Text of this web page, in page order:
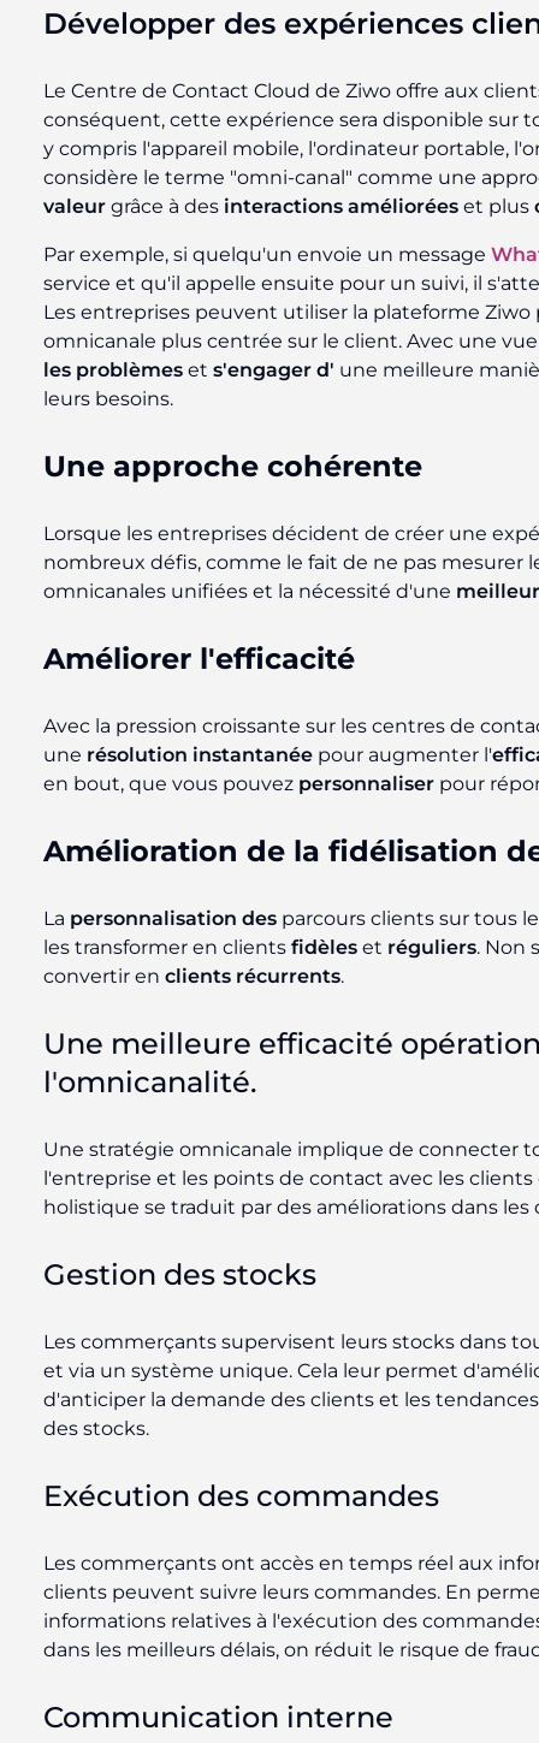
Développer des expériences
Le Centre de Contact Cloud de Ziwo offre aux
conséquent, cette expérience sera disponible sur
y compris l'appareil mobile, l'ordinateur portable,
considère le terme "omni-canal" comme une
valeur grâce à des interactions améliorées et plus
Par exemple, si quelqu'un envoie un message
service et qu'il appelle ensuite pour un suivi, il
Les entreprises peuvent utiliser la plateforme
omnicanale plus centrée sur le client. Avec une
les problèmes et s'engager d' une meilleure
leurs besoins.
Une approche cohérente
Lorsque les entreprises décident de créer une
nombreux défis, comme le fait de ne pas mesurer
omnicanales unifiées et la nécessité d'une
Améliorer l'efficacité
Avec la pression croissante sur les centres de
une résolution instantanée pour augmenter l'
en bout, que vous pouvez personnaliser pour
Amélioration de la fidélisation
La personnalisation des parcours clients sur tous
les transformer en clients fidèles et réguliers. Non
convertir en clients récurrents.
Une meilleure efficacité
l'omnicanalité.
Une stratégie omnicanale implique de connecter
l'entreprise et les points de contact avec les
holistique se traduit par des améliorations dans les
Gestion des stocks
Les commerçants supervisent leurs stocks dans
et via un système unique. Cela leur permet
d'anticiper la demande des clients et les
des stocks.
Exécution des commandes
Les commerçants ont accès en temps réel aux
clients peuvent suivre leurs commandes. En
informations relatives à l'exécution des
dans les meilleurs délais, on réduit le risque de
Communication interne